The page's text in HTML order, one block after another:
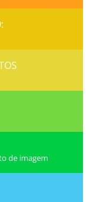
de imagem